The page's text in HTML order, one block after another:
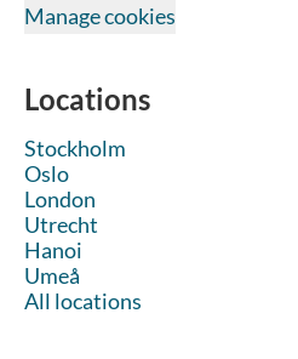
Manage cookies
Locations
Stockholm
Oslo
London
Utrecht
Hanoi
Umeå
All locations